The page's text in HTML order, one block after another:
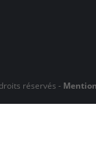
réservés -